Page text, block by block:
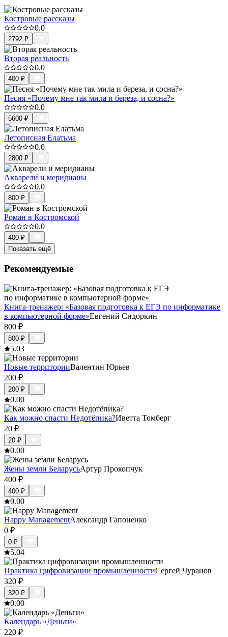
Костровые рассказы
0.0
2792 ₽
Вторая реальность
0.0
400 ₽
Песня «Почему мне так мила и береза, и сосна?»
0.0
5600 ₽
Летописная Елатьма
0.0
2800 ₽
Акварели и меридианы
0.0
800 ₽
Роман в Костромской
0.0
400 ₽
Показать ещё
Рекомендуемые
Книга-тренажер: «Базовая подготовка к ЕГЭ по информатике
в компьютерной форме»Евгений Сидоркин
800 ₽
800 ₽
5.03
Новые территорииВалентин Юрьев
200 ₽
200 ₽
0.00
Как можно спасти Недотёпика?Иветта Томберг
20 ₽
20 ₽
0.00
Жены земли БеларусьАртур Прокопчук
400 ₽
400 ₽
0.00
Happy ManagementАлександр Гапоненко
0 ₽
0 ₽
5.04
Практика цифровизации промышленностиСергей Чуранов
320 ₽
320 ₽
0.00
Календарь «Деньги»
220 ₽